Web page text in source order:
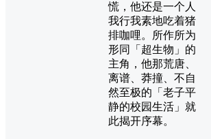
慌，他还是一个人
我行我素地吃着猪
排咖哩。所作所为
形同「超生物」的
主角，他那荒唐、
离谱、莽撞、不自
然至极的「老子平
静的校园生活」就
此揭开序幕。